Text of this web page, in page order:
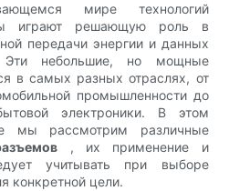
мире технологий
играют решающую роль в
передачи энергии и данных
Эти небольшие, но мощные
в самых разных отраслях, от
промышленности до
электроники. В этом
мы рассмотрим различные
, их применение и
учитывать при выборе
конкретной цели.